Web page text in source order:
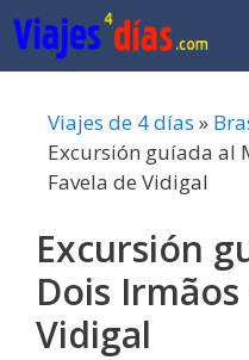
Saltar
al
contenido
Viajes de 4 días »
Excursión guíada al
Favela de Vidigal
Excursión
Dois
Vidigal